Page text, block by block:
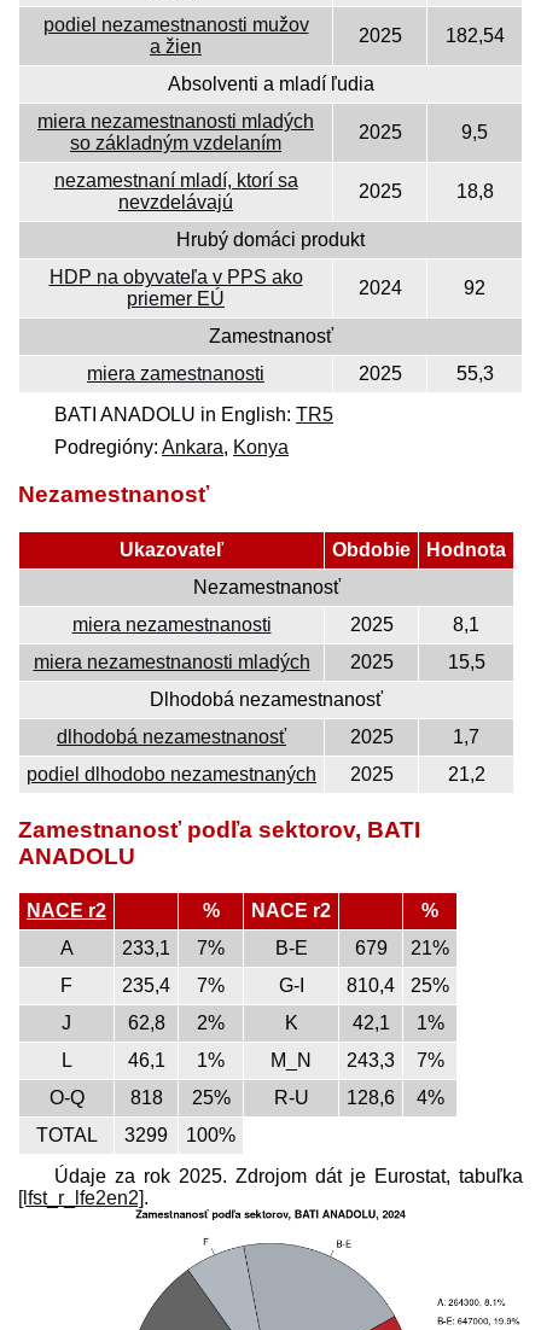
podiel nezamestnanosti mužov
a žien
2025 182,54
Absolventi a mladí ľudia
miera nezamestnanosti mladých
so základným vzdelaním
2025 9,5
nezamestnaní mladí, ktorí sa
nevzdelávajú
2025 18,8
Hrubý domáci produkt
HDP na obyvateľa v PPS ako
priemer EÚ
2024 92
Zamestnanosť
miera zamestnanosti
2025
55,3
BATI ANADOLU in English: TR5
Podregióny: Ankara, Konya
Nezamestnanosť
Ukazovateľ Obdobie
Hodnota
Nezamestnanosť
miera nezamestnanosti
2025
8,1
miera nezamestnanosti mladých
2025
15,5
Dlhodobá nezamestnanosť
dlhodobá nezamestnanosť
2025
1,7
podiel dlhodobo nezamestnaných
2025 21,2
Zamestnanosť podľa sektorov, BATI
ANADOLU
NACE r2 % NACE r2
%
A
233,1 7% B-E 679
21%
F
235,4 7% G-I 810,4
25%
J
62,8 2% K 42,1
1%
L
46,1 1% M_N 243,3
7%
O-Q
818 25% R-U 128,6
4%
TOTAL
3299
100%
Údaje za rok 2025. Zdrojom dát je Eurostat, tabuľka
[lfst_r_lfe2en2].